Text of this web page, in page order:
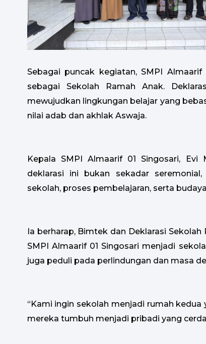
Sebagai puncak kegiatan, SMPI
sebagai Sekolah Ramah Anak.
mewujudkan lingkungan belajar yang
nilai adab dan akhlak Aswaja.
Kepala SMPI Almaarif 01 Singosari, Evi
deklarasi ini bukan sekadar
sekolah, proses pembelajaran, serta
Ia berharap, Bimtek dan Deklarasi
SMPI Almaarif 01 Singosari menjadi
juga peduli pada perlindungan dan masa
“Kami ingin sekolah menjadi rumah
mereka tumbuh menjadi pribadi yang